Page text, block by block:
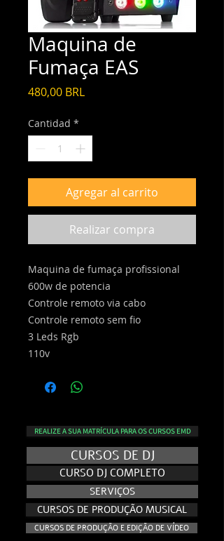
Maquina de
Fumaça EAS
480,00 BRLPrecio
Cantidad *
Agregar al carrito
Realizar compra
Maquina de fumaça profissional
600w de potencia
Controle remoto via cabo
Controle remoto sem fio
3 Leds Rgb
110v
REALIZE A SUA MATRÍCULA PARA OS CURSOS EMD
CURSOS DE DJ
CURSO DJ COMPLETO
SERVIÇOS
CURSOS DE PRODUÇÃO MUSICAL
CURSOS DE PRODUÇÃO E EDIÇÃO DE VÍDEO